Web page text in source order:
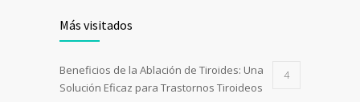
Más visitados
Beneficios de la Ablación de Tiroides: Una
Solución Eficaz para Trastornos Tiroideos
4